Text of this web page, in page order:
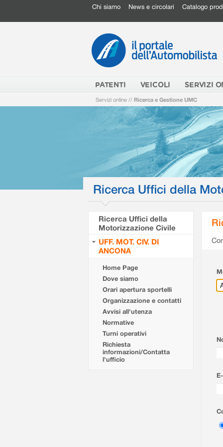
Chi siamo News e circolari Catalogo
PATENTI VEICOLI SERVIZI
Servizi online // Ricerca e Gestione UMC
Ricerca Uffici della
Ricerca Uffici della
Motorizzazione Civile
UFF. MOT. CIV. DI
ANCONA
Home Page
Dove siamo
Orari apertura sportelli
Organizzazione e contatti
Avvisi all'utenza
Normative
Turni operativi
Richiesta
informazioni/Contatta
l'ufficio